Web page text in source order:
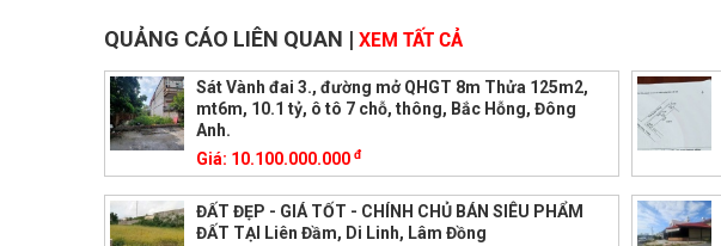
QUẢNG CÁO LIÊN QUAN | XEM TẤT CẢ
Sát Vành đai 3., đường mở QHGT 8m Thửa 125m2,
mt6m, 10.1 tỷ, ô tô 7 chỗ, thông, Bắc Hỗng, Đông
Anh.
Giá: 10.100.000.000 đ
ĐẤT ĐẸP - GIÁ TỐT - CHÍNH CHỦ BÁN SIÊU PHẨM
ĐẤT TẠI Liên Đầm, Di Linh, Lâm Đồng